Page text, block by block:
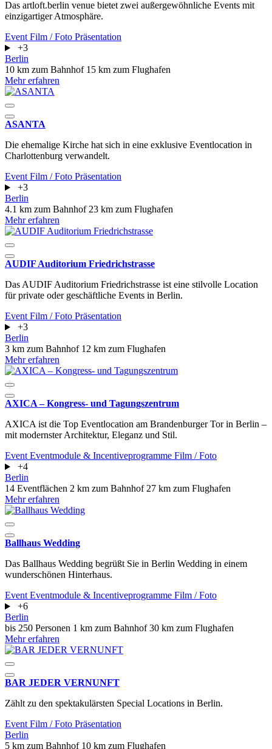
Das artloft.berlin venue bietet zwei außergewöhnliche Events mit
einzigartiger Atmosphäre.
Event Film / Foto Präsentation
+3
Berlin
10 km zum Bahnhof 15 km zum Flughafen
Mehr erfahren
ASANTA
Die ehemalige Kirche hat sich in eine exklusive Eventlocation in
Charlottenburg verwandelt.
Event Film / Foto Präsentation
+3
Berlin
4.1 km zum Bahnhof 23 km zum Flughafen
Mehr erfahren
AUDIF Auditorium Friedrichstrasse
Das AUDIF Auditorium Friedrichstrasse ist eine stilvolle Location
für private oder geschäftliche Events in Berlin.
Event Film / Foto Präsentation
+3
Berlin
3 km zum Bahnhof 12 km zum Flughafen
Mehr erfahren
AXICA – Kongress- und Tagungszentrum
AXICA ist die Top Eventlocation am Brandenburger Tor in Berlin –
mit modernster Architektur, Eleganz und Stil.
Event Eventmodule & Incentiveprogramme Film / Foto
+4
Berlin
14 Eventflächen 2 km zum Bahnhof 27 km zum Flughafen
Mehr erfahren
Ballhaus Wedding
Das Ballhaus Wedding begrüßt Sie in Berlin Wedding in einem
wunderschönen Hinterhaus.
Event Eventmodule & Incentiveprogramme Film / Foto
+6
Berlin
bis 250 Personen 1 km zum Bahnhof30 km zum Flughafen
Mehr erfahren
BAR JEDER VERNUNFT
Zählt zu den spektakulärsten Special Locations in Berlin.
Event Film / Foto Präsentation
Berlin
5 km zum Bahnhof 10 km zum Flughafen